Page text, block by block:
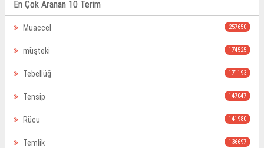
En Çok Aranan 10 Terim
Muaccel 257650
müşteki 174525
Tebellüğ 171193
Tensip 147047
Rücu 141980
Temlik 136697